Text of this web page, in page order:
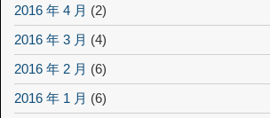
2016 年 4 月 (2)
2016 年 3 月 (4)
2016 年 2 月 (6)
2016 年 1 月 (6)